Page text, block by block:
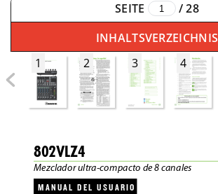
SEITE /28
INHALTSVERZEICHNIS
1
2 3 4
802VLZ4
MANUAL  DEL  USUARIO
Mezclador ultra-compacto de 8 canales